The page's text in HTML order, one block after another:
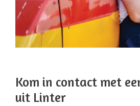
Kom in contact met
uit Linter